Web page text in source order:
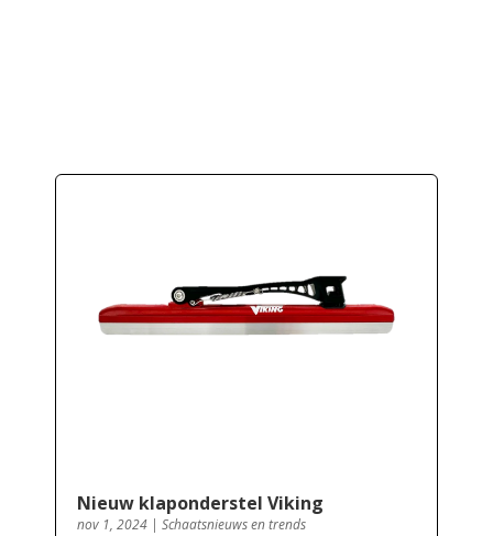
Nieuw klaponderstel Viking
nov 1, 2024| Schaatsnieuws en trends